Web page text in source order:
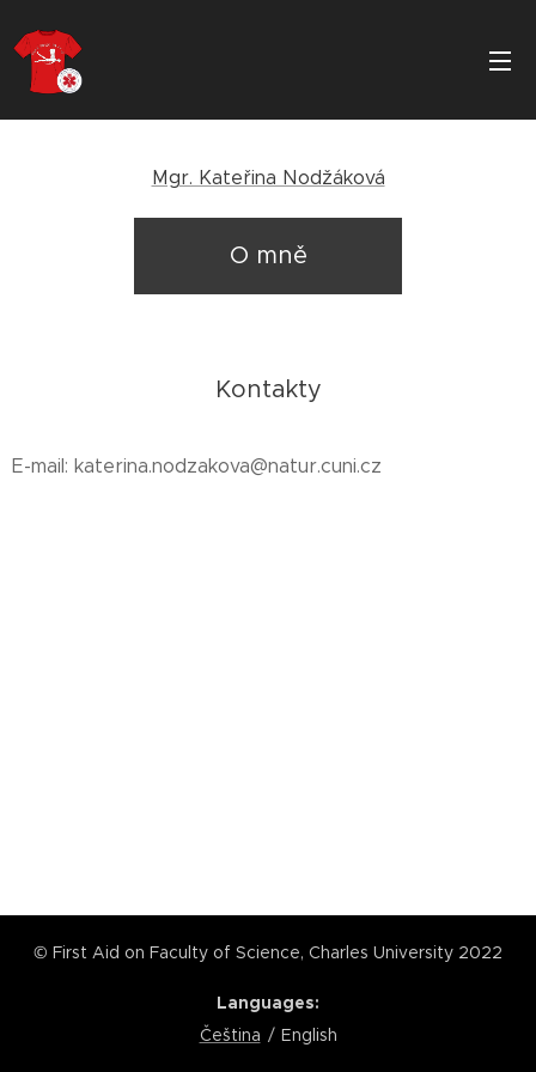
Mgr. Kateřina Nodžáková
O mně
Kontakty
E-mail: katerina.nodzakova@natur.cuni.cz
© First Aid on Faculty of Science, Charles University 2022
Languages
Čeština
English